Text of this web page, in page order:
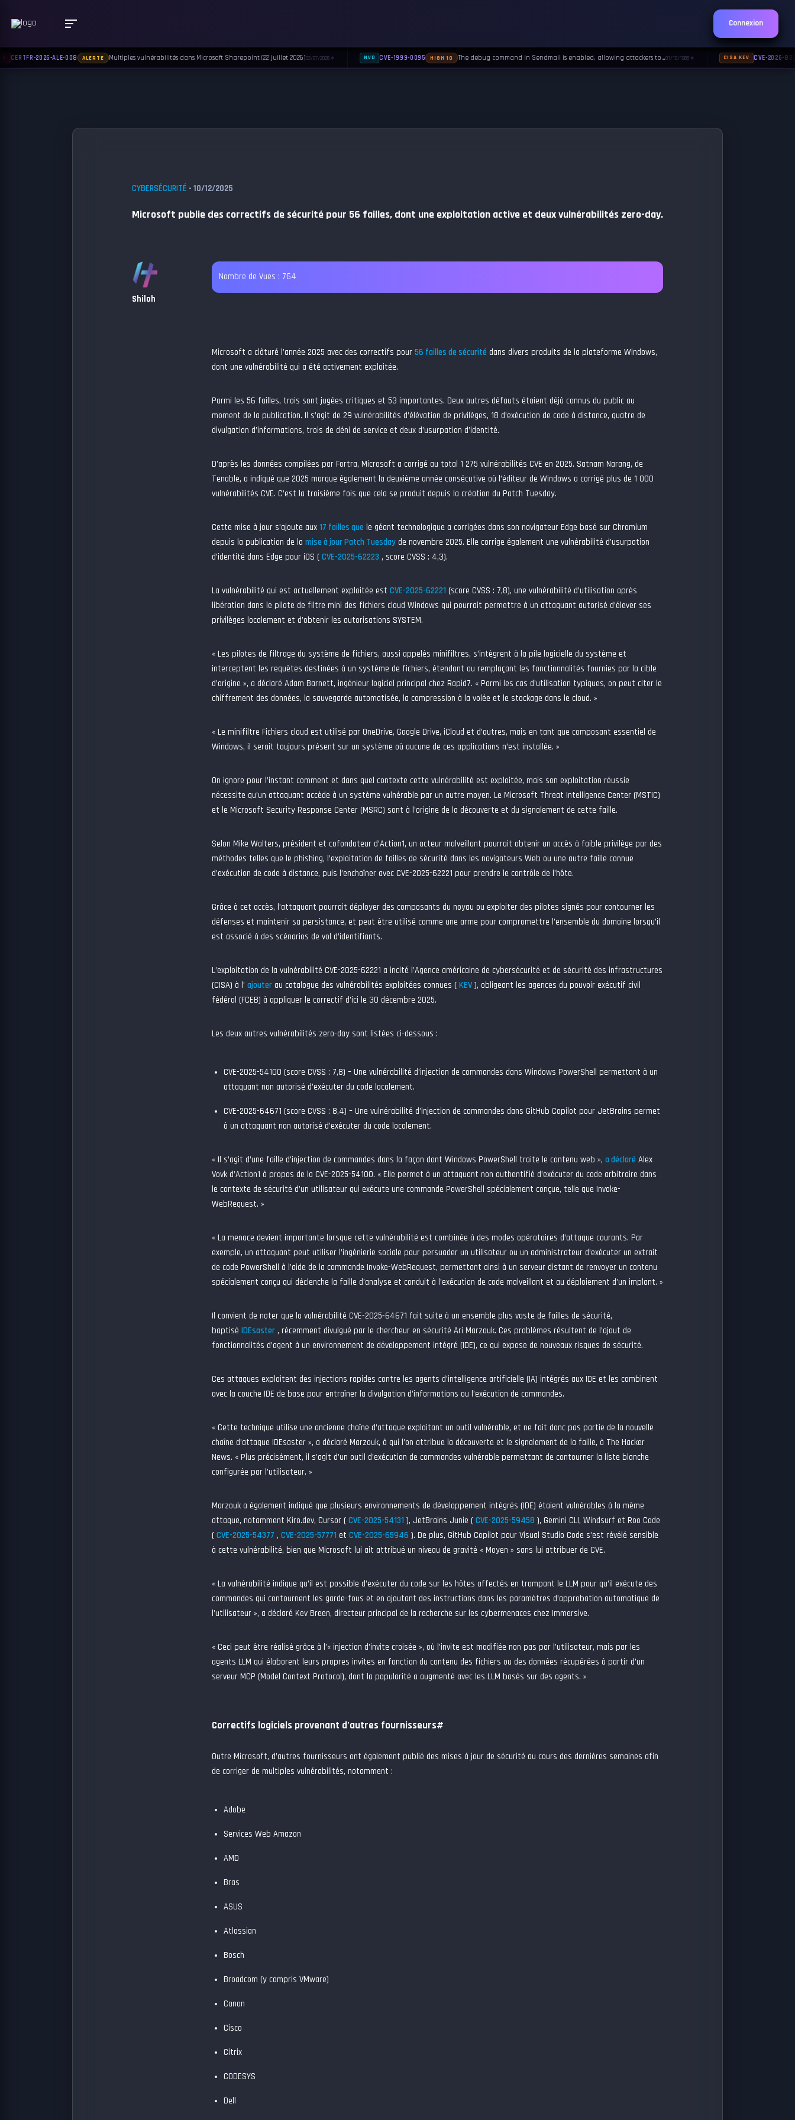
Connexion
CYBERSÉCURITÉ - 10/12/2025
Microsoft publie des correctifs de sécurité pour 56 failles, dont une exploitation active et deux vulnérabilités zero-day.
Shiloh
Nombre de Vues : 764
Microsoft a clôturé l’année 2025 avec des correctifs pour 56 failles de sécurité dans divers produits de la plateforme Windows,
dont une vulnérabilité qui a été activement exploitée.
Parmi les 56 failles, trois sont jugées critiques et 53 importantes. Deux autres défauts étaient déjà connus du public au
moment de la publication. Il s’agit de 29 vulnérabilités d’élévation de privilèges, 18 d’exécution de code à distance, quatre de
divulgation d’informations, trois de déni de service et deux d’usurpation d’identité.
D’après les données compilées par Fortra, Microsoft a corrigé au total 1 275 vulnérabilités CVE en 2025. Satnam Narang, de
Tenable, a indiqué que 2025 marque également la deuxième année consécutive où l’éditeur de Windows a corrigé plus de 1 000
vulnérabilités CVE. C’est la troisième fois que cela se produit depuis la création du Patch Tuesday.
Cette mise à jour s’ajoute aux 17 failles que le géant technologique a corrigées dans son navigateur Edge basé sur Chromium
depuis la publication de la mise à jour Patch Tuesdayde novembre 2025. Elle corrige également une vulnérabilité d’usurpation
d’identité dans Edge pour iOS ( CVE-2025-62223 , score CVSS : 4,3).
La vulnérabilité qui est actuellement exploitée est CVE-2025-62221 (score CVSS : 7,8), une vulnérabilité d’utilisation après
libération dans le pilote de filtre mini des fichiers cloud Windows qui pourrait permettre à un attaquant autorisé d’élever ses
privilèges localement et d’obtenir les autorisations SYSTEM.
« Les pilotes de filtrage du système de fichiers, aussi appelés minifiltres, s’intègrent à la pile logicielle du système et
interceptent les requêtes destinées à un système de fichiers, étendant ou remplaçant les fonctionnalités fournies par la cible
d’origine », a déclaré Adam Barnett, ingénieur logiciel principal chez Rapid7. « Parmi les cas d’utilisation typiques, on peut citer le
chiffrement des données, la sauvegarde automatisée, la compression à la volée et le stockage dans le cloud. »
« Le minifiltre Fichiers cloud est utilisé par OneDrive, Google Drive, iCloud et d’autres, mais en tant que composant essentiel de
Windows, il serait toujours présent sur un système où aucune de ces applications n’est installée. »
On ignore pour l’instant comment et dans quel contexte cette vulnérabilité est exploitée, mais son exploitation réussie
nécessite qu’un attaquant accède à un système vulnérable par un autre moyen. Le Microsoft Threat Intelligence Center (MSTIC)
et le Microsoft Security Response Center (MSRC) sont à l’origine de la découverte et du signalement de cette faille.
Selon Mike Walters, président et cofondateur d’Action1, un acteur malveillant pourrait obtenir un accès à faible privilège par des
méthodes telles que le phishing, l’exploitation de failles de sécurité dans les navigateurs Web ou une autre faille connue
d’exécution de code à distance, puis l’enchaîner avec CVE-2025-62221 pour prendre le contrôle de l’hôte.
Grâce à cet accès, l’attaquant pourrait déployer des composants du noyau ou exploiter des pilotes signés pour contourner les
défenses et maintenir sa persistance, et peut être utilisé comme une arme pour compromettre l’ensemble du domaine lorsqu’il
est associé à des scénarios de vol d’identifiants.
L’exploitation de la vulnérabilité CVE-2025-62221 a incité l’Agence américaine de cybersécurité et de sécurité des infrastructures
(CISA) à l’ ajouterau catalogue des vulnérabilités exploitées connues ( KEV), obligeant les agences du pouvoir exécutif civil
fédéral (FCEB) à appliquer le correctif d’ici le 30 décembre 2025.
Les deux autres vulnérabilités zero-day sont listées ci-dessous :
CVE-2025-54100 (score CVSS : 7,8) – Une vulnérabilité d’injection de commandes dans Windows PowerShell permettant à un
attaquant non autorisé d’exécuter du code localement.
CVE-2025-64671 (score CVSS : 8,4) – Une vulnérabilité d’injection de commandes dans GitHub Copilot pour JetBrains permet
à un attaquant non autorisé d’exécuter du code localement.
« Il s’agit d’une faille d’injection de commandes dans la façon dont Windows PowerShell traite le contenu web », a déclaré Alex
Vovk d’Action1 à propos de la CVE-2025-54100. « Elle permet à un attaquant non authentifié d’exécuter du code arbitraire dans
le contexte de sécurité d’un utilisateur qui exécute une commande PowerShell spécialement conçue, telle que Invoke-
WebRequest. »
« La menace devient importante lorsque cette vulnérabilité est combinée à des modes opératoires d’attaque courants. Par
exemple, un attaquant peut utiliser l’ingénierie sociale pour persuader un utilisateur ou un administrateur d’exécuter un extrait
de code PowerShell à l’aide de la commande Invoke-WebRequest, permettant ainsi à un serveur distant de renvoyer un contenu
spécialement conçu qui déclenche la faille d’analyse et conduit à l’exécution de code malveillant et au déploiement d’un implant. »
Il convient de noter que la vulnérabilité CVE-2025-64671 fait suite à un ensemble plus vaste de failles de sécurité,
baptisé IDEsaster, récemment divulgué par le chercheur en sécurité Ari Marzouk. Ces problèmes résultent de l’ajout de
fonctionnalités d’agent à un environnement de développement intégré (IDE), ce qui expose de nouveaux risques de sécurité.
Ces attaques exploitent des injections rapides contre les agents d’intelligence artificielle (IA) intégrés aux IDE et les combinent
avec la couche IDE de base pour entraîner la divulgation d’informations ou l’exécution de commandes.
« Cette technique utilise une ancienne chaîne d’attaque exploitant un outil vulnérable, et ne fait donc pas partie de la nouvelle
chaîne d’attaque IDEsaster », a déclaré Marzouk, à qui l’on attribue la découverte et le signalement de la faille, à The Hacker
News. « Plus précisément, il s’agit d’un outil d’exécution de commandes vulnérable permettant de contourner la liste blanche
configurée par l’utilisateur. »
Marzouk a également indiqué que plusieurs environnements de développement intégrés (IDE) étaient vulnérables à la même
attaque, notamment Kiro.dev, Cursor ( CVE-2025-54131 ), JetBrains Junie ( CVE-2025-59458 ), Gemini CLI, Windsurf et Roo Code
( CVE-2025-54377 , CVE-2025-57771 et CVE-2025-65946 ). De plus, GitHub Copilot pour Visual Studio Code s’est révélé sensible
à cette vulnérabilité, bien que Microsoft lui ait attribué un niveau de gravité « Moyen » sans lui attribuer de CVE.
« La vulnérabilité indique qu’il est possible d’exécuter du code sur les hôtes affectés en trompant le LLM pour qu’il exécute des
commandes qui contournent les garde-fous et en ajoutant des instructions dans les paramètres d’approbation automatique de
l’utilisateur », a déclaré Kev Breen, directeur principal de la recherche sur les cybermenaces chez Immersive.
« Ceci peut être réalisé grâce à l’« injection d’invite croisée », où l’invite est modifiée non pas par l’utilisateur, mais par les
agents LLM qui élaborent leurs propres invites en fonction du contenu des fichiers ou des données récupérées à partir d’un
serveur MCP (Model Context Protocol), dont la popularité a augmenté avec les LLM basés sur des agents. »
Correctifs logiciels provenant d’autres fournisseurs#
Outre Microsoft, d’autres fournisseurs ont également publié des mises à jour de sécurité au cours des dernières semaines afin
de corriger de multiples vulnérabilités, notamment :
Adobe
Services Web Amazon
AMD
Bras
ASUS
Atlassian
Bosch
Broadcom (y compris VMware)
Canon
Cisco
Citrix
CODESYS
Dell
CERTFR-2026-ALE-008 ALERTE Multiples vulnérabilités dans Microsoft Sharepoint (22 juillet 2026)22/07/2026 ◆ NVD CVE-1999-0095 HIGH 10 The debug command in Sendmail is enabled, allowing attackers to…01/10/1988 ◆ CISA KEV CVE-2026-8037